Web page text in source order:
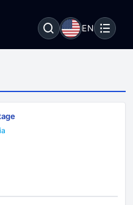
EN